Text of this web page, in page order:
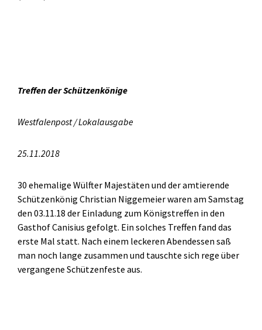
Treffen der Schützenkönige
Westfalenpost / Lokalausgabe
25.11.2018
30 ehemalige Wülfter Majestäten und der amtierende
Schützenkönig Christian Niggemeier waren am Samstag
den 03.11.18 der Einladung zum Königstreffen in den
Gasthof Canisius gefolgt. Ein solches Treffen fand das
erste Mal statt. Nach einem leckeren Abendessen saß
man noch lange zusammen und tauschte sich rege über
vergangene Schützenfeste aus.